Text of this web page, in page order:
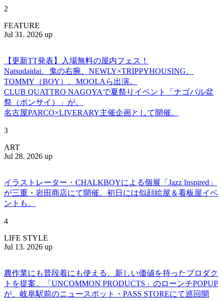
2
FEATURE
Jul 31. 2026 up
【更新TT発表】入場無料の屋内フェス！
Natsudaidai、鬼の右腕、NEWLY×TRIPPYHOUSING、
TOMMY（BOY）、MOOLAら出演。
CLUB QUATTRO NAGOYAで夏祭りイベント「ナゴパル盆
祭（ボンサイ）」が、
名古屋PARCO×LIVERARY主催企画として開催。
3
ART
Jul 28. 2026 up
イラストレーター・CHALKBOYによる個展「Jazz Inspired」
が三重・岩田商店にて開催。初日には似顔絵屋＆看板屋イベ
ントも。
4
LIFE STYLE
Jul 13. 2026 up
農作業にも普段着にも使える、新しい価値を持ったプロダク
トを提案。「UNCOMMON PRODUCTS」のローンチPOPUP
が、岐阜駅前のニュースポット・PASS STOREにて巡回開